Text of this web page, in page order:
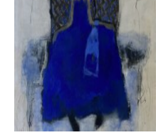
* Champ obligatoire
Statut / Organisation
J'accepte les termes et